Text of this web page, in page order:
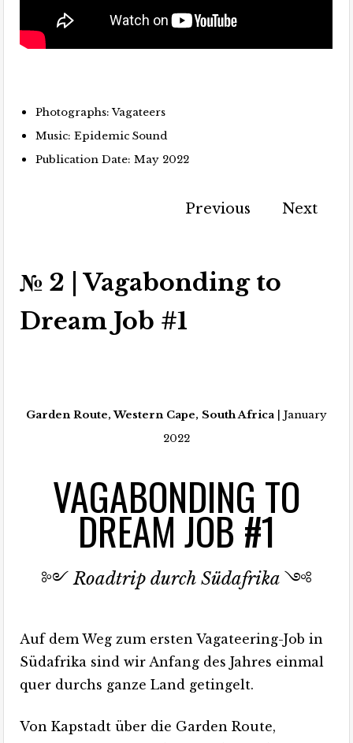
Photographs: Vagateers
Music: Epidemic Sound
Publication Date: May 2022
Previous Next
№ 2 | Vagabonding to
Dream Job #1
Garden Route, Western Cape, South Africa | January
2022
VAGABONDING TO
DREAM JOB #1
༻Roadtrip durch Südafrika ༺
Auf dem Weg zum ersten Vagateering-Job in
Südafrika sind wir Anfang des Jahres einmal
quer durchs ganze Land getingelt.
Von Kapstadt über die Garden Route,